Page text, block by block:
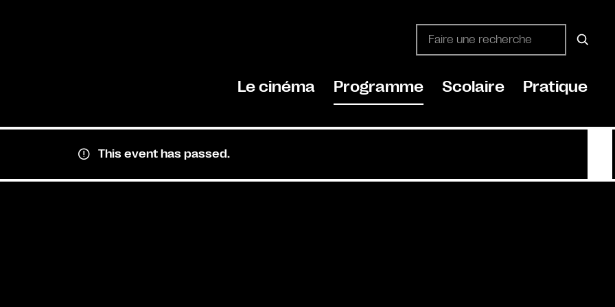
Le cinéma Programme Scolaire Pratique
This event has passed.